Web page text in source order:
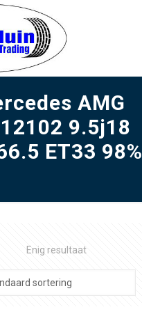
AMG
9.5j18
ET33 98%
Enig resultaat